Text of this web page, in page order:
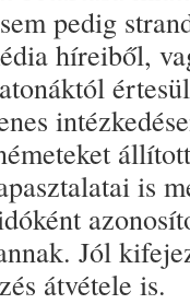
pedig
híreiből,
is
Jól
átvétele is.